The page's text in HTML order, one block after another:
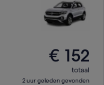
€ 152
totaal
2 uur geleden gevonden